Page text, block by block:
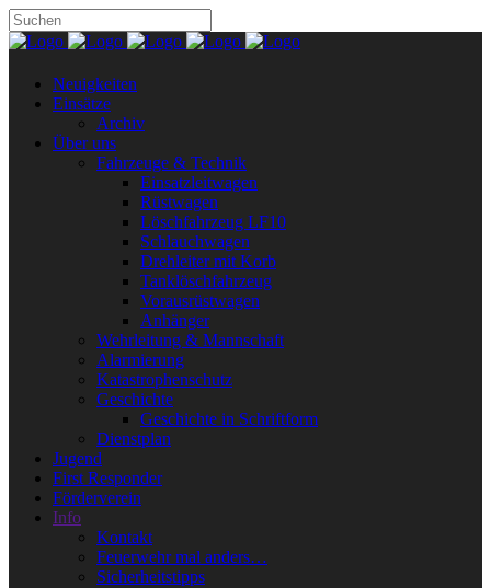
Neuigkeiten
Einsätze
Archiv
Über uns
Fahrzeuge & Technik
Einsatzleitwagen
Rüstwagen
Löschfahrzeug LF10
Schlauchwagen
Drehleiter mit Korb
Tanklöschfahrzeug
Vorausrüstwagen
Anhänger
Wehrleitung & Mannschaft
Alarmierung
Katastrophenschutz
Geschichte
Geschichte in Schriftform
Dienstplan
Jugend
First Responder
Förderverein
Info
Kontakt
Feuerwehr mal anders…
Sicherheitstipps